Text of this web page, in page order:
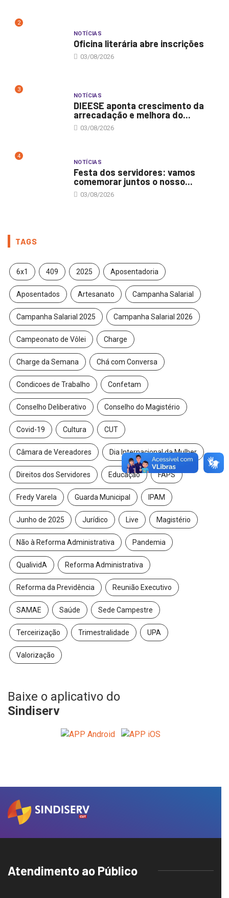
2
NOTÍCIAS
Oficina literária abre inscrições
03/08/2026
3
NOTÍCIAS
DIEESE aponta crescimento da
arrecadação e melhora do...
03/08/2026
4
NOTÍCIAS
Festa dos servidores: vamos
comemorar juntos o nosso...
03/08/2026
TAGS
6x1 409 2025 Aposentadoria
Aposentados Artesanato Campanha Salarial
Campanha Salarial 2025 Campanha Salarial 2026
Campeonato de Vôlei Charge
Charge da Semana Chá com Conversa
Condicoes de Trabalho Confetam
Conselho Deliberativo Conselho do Magistério
Covid-19 Cultura CUT
Câmara de Vereadores Dia Internacional da Mulher
Direitos dos Servidores Educação FAPS
Fredy Varela Guarda Municipal IPAM
Junho de 2025 Jurídico Live Magistério
Não à Reforma Administrativa Pandemia
QualividA Reforma Administrativa
Reforma da Previdência Reunião Executivo
SAMAE Saúde Sede Campestre
Terceirização Trimestralidade UPA
Valorização
Baixe o aplicativo do
Sindiserv
Atendimento ao Público